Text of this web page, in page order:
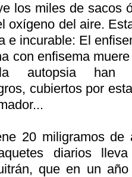
los miles de sacos
oxígeno del aire.
e incurable: El
con enfisema
autopsia han
cubiertos por
20 miligramos de
diarios
que en un